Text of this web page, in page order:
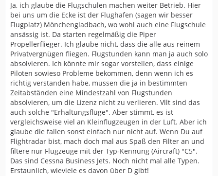
Ja, ich glaube die Flugschulen machen weiter Betrieb. Hier
bei uns um die Ecke ist der Flughafen (sagen wir besser
Flugplatz) Mönchengladbach, wo wohl auch eine Flugschule
ansässig ist. Da starten regelmäßig die Piper
Propellerflieger. Ich glaube nicht, dass die alle aus reinem
Privatvergnügen fliegen. Flugstunden kann man ja auch solo
absolvieren. Ich könnte mir sogar vorstellen, dass einige
Piloten sowieso Probleme bekommen, denn wenn ich es
richtig verstanden habe, müssen die ja in bestimmten
Zeitabständen eine Mindestzahl von Flugstunden
absolvieren, um die Lizenz nicht zu verlieren. Vllt sind das
auch solche "Erhaltungsflüge". Aber stimmt, es ist
vergleichsweise viel an Kleinflugzeugen in der Luft. Aber ich
glaube die fallen sonst einfach nur nicht auf. Wenn Du auf
Flightradar bist, mach doch mal aus Spaß den Filter an und
filtere nur Flugzeuge mit der Typ-Kennung (Aircraft) "C5".
Das sind Cessna Business Jets. Noch nicht mal alle Typen.
Erstaunlich, wieviele es davon über D gibt!